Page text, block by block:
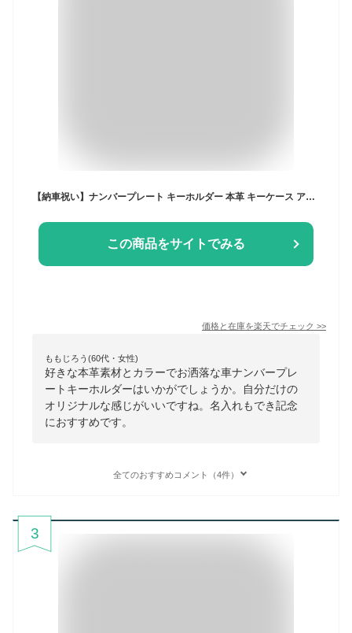
【納車祝い】ナンバープレート キーホルダー 本革 キーケース アクセサリー 本革 文字色 選択可 納車祝い バイクナンバー 車ナンバー ドレスアップ 彼氏 彼女 プレゼント かっこいい 名入れ 納車祝い 納車記念 クリスマスギフト 車
この商品をサイトでみる
価格と在庫を楽天でチェック >>
ももじろう(60代・女性)
好きな本革素材とカラーでお洒落な車ナンバープレ
ートキーホルダーはいかがでしょうか。自分だけの
オリジナルな感じがいいですね。名入れもでき記念
におすすめです。
全てのおすすめコメント（4件）
3